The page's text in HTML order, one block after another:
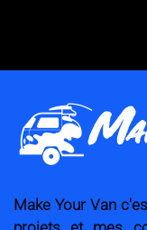
Make Your Van